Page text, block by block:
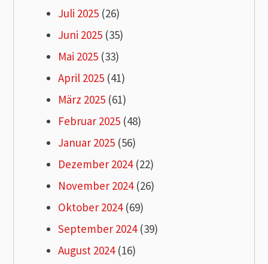
Juli 2025 (26)
Juni 2025 (35)
Mai 2025 (33)
April 2025 (41)
März 2025 (61)
Februar 2025 (48)
Januar 2025 (56)
Dezember 2024(22)
November 2024(26)
Oktober 2024(69)
September 2024(39)
August 2024(16)